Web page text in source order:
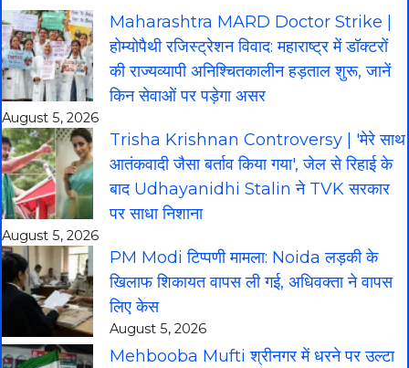
Maharashtra MARD Doctor Strike |
होम्योपैथी रजिस्ट्रेशन विवाद: महाराष्ट्र में डॉक्टरों
की राज्यव्यापी अनिश्चितकालीन हड़ताल शुरू, जानें
किन सेवाओं पर पड़ेगा असर
August 5, 2026
Trisha Krishnan Controversy | 'मेरे साथ
आतंकवादी जैसा बर्ताव किया गया', जेल से रिहाई के
बाद Udhayanidhi Stalin ने TVK सरकार
पर साधा निशाना
August 5, 2026
PM Modi टिप्पणी मामला: Noida लड़की के
खिलाफ शिकायत वापस ली गई, अधिवक्ता ने वापस
लिए केस
August 5, 2026
Mehbooba Mufti श्रीनगर में धरने पर उल्टा